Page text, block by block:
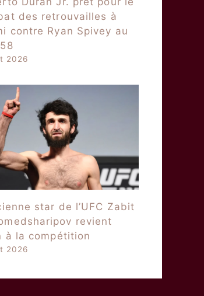
des retrouvailles à
contre Ryan Spivey au
2026
star de l’UFC Zabit
revient
à la compétition
2026